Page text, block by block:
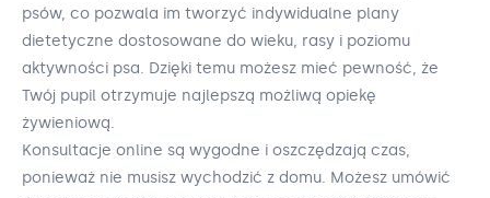
psów, co pozwala im tworzyć indywidualne plany
dietetyczne dostosowane do wieku, rasy i poziomu
aktywności psa. Dzięki temu możesz mieć pewność, że
Twój pupil otrzymuje najlepszą możliwą opiekę
żywieniową.
Konsultacje online są wygodne i oszczędzają czas,
ponieważ nie musisz wychodzić z domu. Możesz umówić